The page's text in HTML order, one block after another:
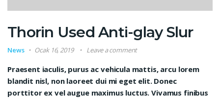
Thorin Used Anti-glay Slur
News Ocak 16, 2019 Leave a comment
Praesent iaculis, purus ac vehicula mattis, arcu lorem
blandit nisl, non laoreet dui mi eget elit. Donec
porttitor ex vel augue maximus luctus. Vivamus finibus